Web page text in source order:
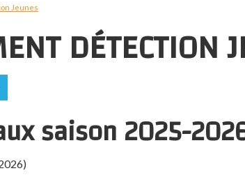
Jeunes
DÉTECTION
saison 2025-